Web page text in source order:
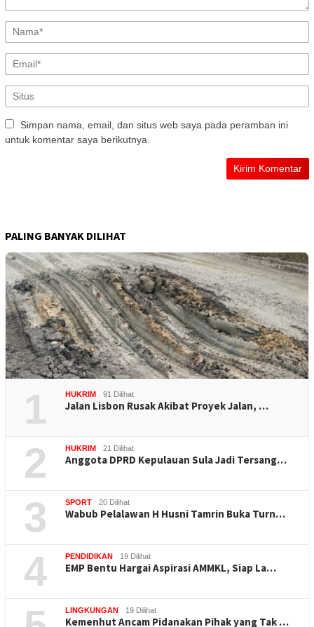
Simpan nama, email, dan situs web saya pada peramban ini
untuk komentar saya berikutnya.
PALING BANYAK DILIHAT
1 HUKRIM 91 Dilihat
Jalan Lisbon Rusak Akibat Proyek Jalan, …
2 HUKRIM 21 Dilihat
Anggota DPRD Kepulauan Sula Jadi Tersang…
3 SPORT 20 Dilihat
Wabub Pelalawan H Husni Tamrin Buka Turn…
4 PENDIDIKAN 19 Dilihat
EMP Bentu Hargai Aspirasi AMMKL, Siap La…
LINGKUNGAN 19 Dilihat
Kemenhut Ancam Pidanakan Pihak yang Tak …